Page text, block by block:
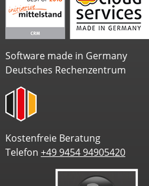
Software made in Germany
Deutsches Rechenzentrum
Kostenfreie Beratung
Telefon +49 9454 94905420